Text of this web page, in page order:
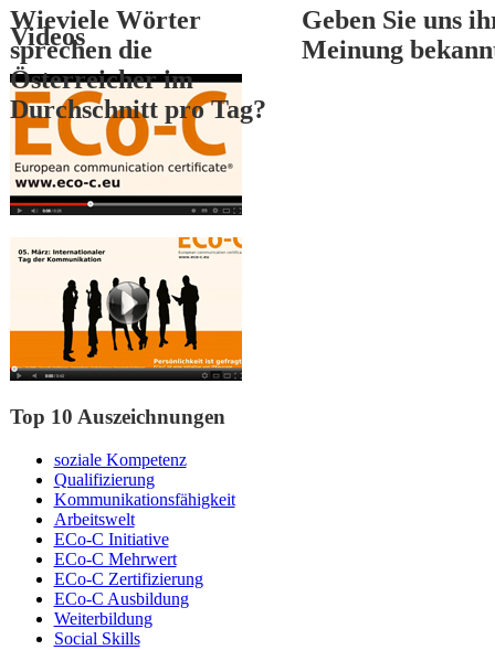
Wieviele Wörter
sprechen die
Österreicher im
Durchschnitt pro Tag?
Geben Sie uns
Meinung
3
Videos
Top 10 Auszeichnungen
soziale Kompetenz
Qualifizierung
Kommunikationsfähigkeit
Arbeitswelt
ECo-C Initiative
ECo-C Mehrwert
ECo-C Zertifizierung
ECo-C Ausbildung
Weiterbildung
Social Skills